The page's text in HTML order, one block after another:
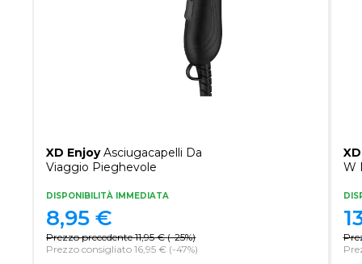
XD EnjoyAsciugacapelli Da
Viaggio Pieghevole
DISPONIBILITÀ IMMEDIATA
Prezzo precedente 11,95 € (-25%)
Prezzo consigliato 16,95 € (-47%)
8,95 €
W